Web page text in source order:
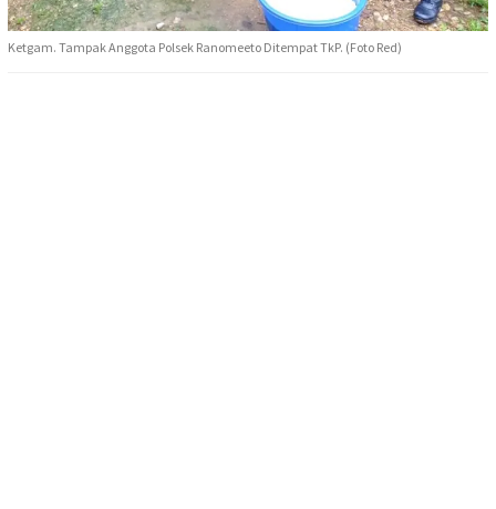
Ketgam. Tampak Anggota Polsek Ranomeeto Ditempat TkP. (Foto Red)